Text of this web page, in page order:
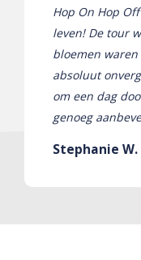
Hop On Hop
leven! De tour
bloemen
absoluut
om een ​​dag
genoeg
Stephanie W.